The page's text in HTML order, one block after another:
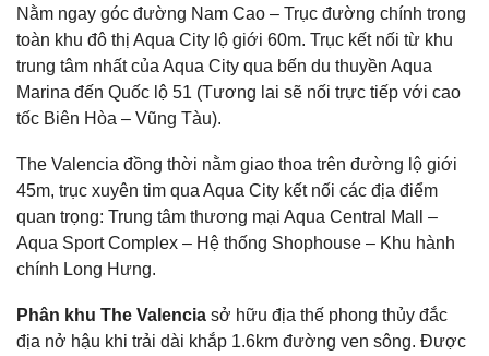
Nằm ngay góc đường Nam Cao – Trục đường chính trong
toàn khu đô thị Aqua City lộ giới 60m. Trục kết nối từ khu
trung tâm nhất của Aqua City qua bến du thuyền Aqua
Marina đến Quốc lộ 51 (Tương lai sẽ nối trực tiếp với cao
tốc Biên Hòa – Vũng Tàu).
The Valencia đồng thời nằm giao thoa trên đường lộ giới
45m, trục xuyên tim qua Aqua City kết nối các địa điểm
quan trọng: Trung tâm thương mại Aqua Central Mall –
Aqua Sport Complex – Hệ thống Shophouse – Khu hành
chính Long Hưng.
Phân khu The Valencia sở hữu địa thế phong thủy đắc
địa nở hậu khi trải dài khắp 1.6km đường ven sông. Được